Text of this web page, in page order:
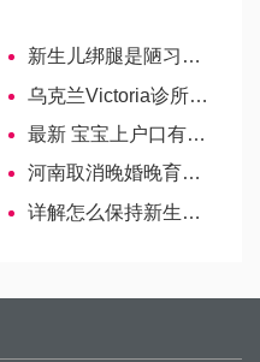
新生儿绑腿是陋习，小心影响宝宝行走能力！
乌克兰Victoria诊所医生—Atamanchuk Irina Nikolaevna
最新 宝宝上户口有时间限制，超时可补办但影响大
河南取消晚婚晚育产假，郑州产假规定不含剖腹产188天
详解怎么保持新生儿体温正常，是门学问！